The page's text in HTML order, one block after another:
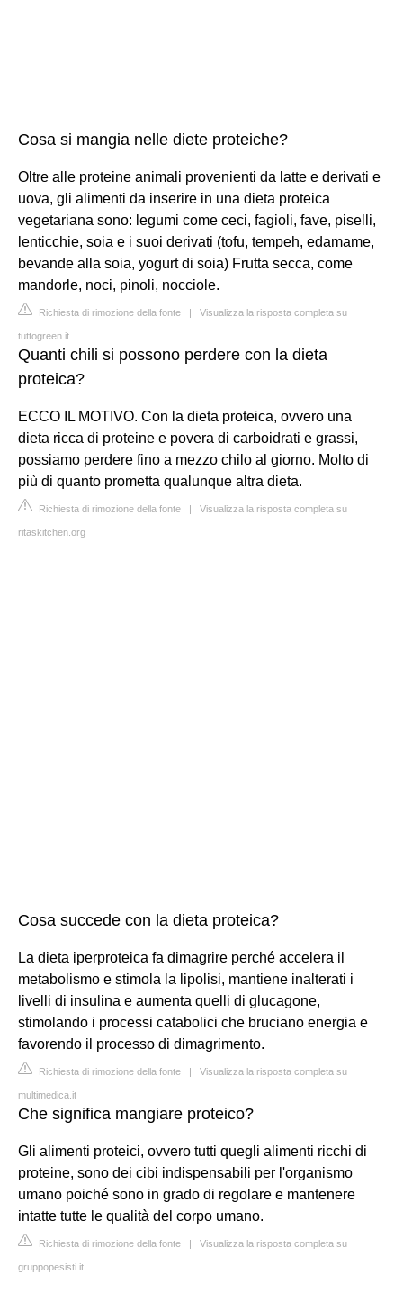
Cosa si mangia nelle diete proteiche?
Oltre alle proteine animali provenienti da latte e derivati e
uova, gli alimenti da inserire in una dieta proteica
vegetariana sono: legumi come ceci, fagioli, fave, piselli,
lenticchie, soia e i suoi derivati (tofu, tempeh, edamame,
bevande alla soia, yogurt di soia) Frutta secca, come
mandorle, noci, pinoli, nocciole.
Richiesta di rimozione della fonte | Visualizza la risposta completa su
tuttogreen.it
Quanti chili si possono perdere con la dieta
proteica?
ECCO IL MOTIVO. Con la dieta proteica, ovvero una
dieta ricca di proteine e povera di carboidrati e grassi,
possiamo perdere fino a mezzo chilo al giorno. Molto di
più di quanto prometta qualunque altra dieta.
Richiesta di rimozione della fonte | Visualizza la risposta completa su
ritaskitchen.org
Cosa succede con la dieta proteica?
La dieta iperproteica fa dimagrire perché accelera il
metabolismo e stimola la lipolisi, mantiene inalterati i
livelli di insulina e aumenta quelli di glucagone,
stimolando i processi catabolici che bruciano energia e
favorendo il processo di dimagrimento.
Richiesta di rimozione della fonte | Visualizza la risposta completa su
multimedica.it
Che significa mangiare proteico?
Gli alimenti proteici, ovvero tutti quegli alimenti ricchi di
proteine, sono dei cibi indispensabili per l'organismo
umano poiché sono in grado di regolare e mantenere
intatte tutte le qualità del corpo umano.
Richiesta di rimozione della fonte | Visualizza la risposta completa su
gruppopesisti.it